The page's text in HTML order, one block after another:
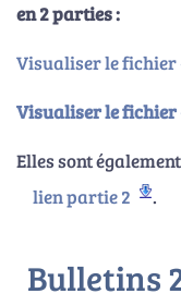
en 2 parties :
Visualiser le fichier
Visualiser le fichier
Elles sont également
lien partie 2
.
Bulletins